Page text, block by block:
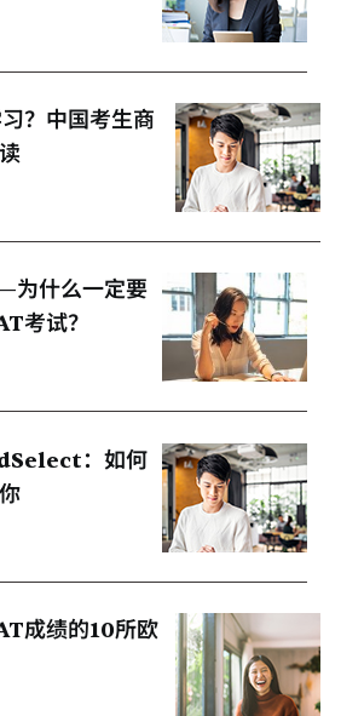
？中国考生商
什么一定要
考试？
：如何
成绩的10所欧